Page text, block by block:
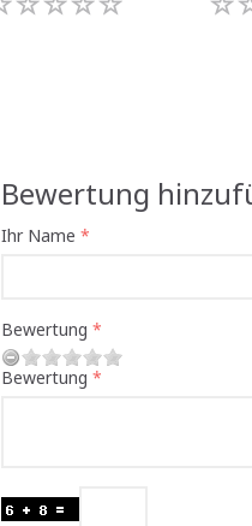
Bewertung
Ihr Name
Bewertung
Bewertung